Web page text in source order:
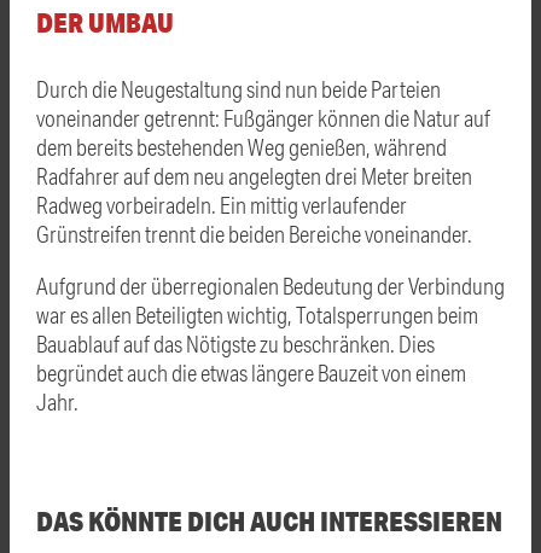
DER UMBAU
Durch die Neugestaltung sind nun beide Parteien
voneinander getrennt: Fußgänger können die Natur auf
dem bereits bestehenden Weg genießen, während
Radfahrer auf dem neu angelegten drei Meter breiten
Radweg vorbeiradeln. Ein mittig verlaufender
Grünstreifen trennt die beiden Bereiche voneinander.
Aufgrund der überregionalen Bedeutung der Verbindung
war es allen Beteiligten wichtig, Totalsperrungen beim
Bauablauf auf das Nötigste zu beschränken. Dies
begründet auch die etwas längere Bauzeit von einem
Jahr.
DAS KÖNNTE DICH AUCH INTERESSIEREN